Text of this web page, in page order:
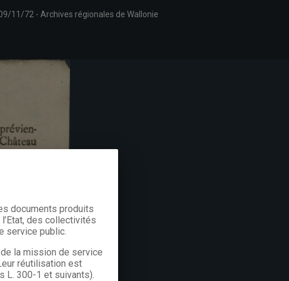
11/72 Archives régionales de Wallonie
documents produits
des collectivités
service public.
la mission de service
réutilisation est
L. 300-1 et suivants).